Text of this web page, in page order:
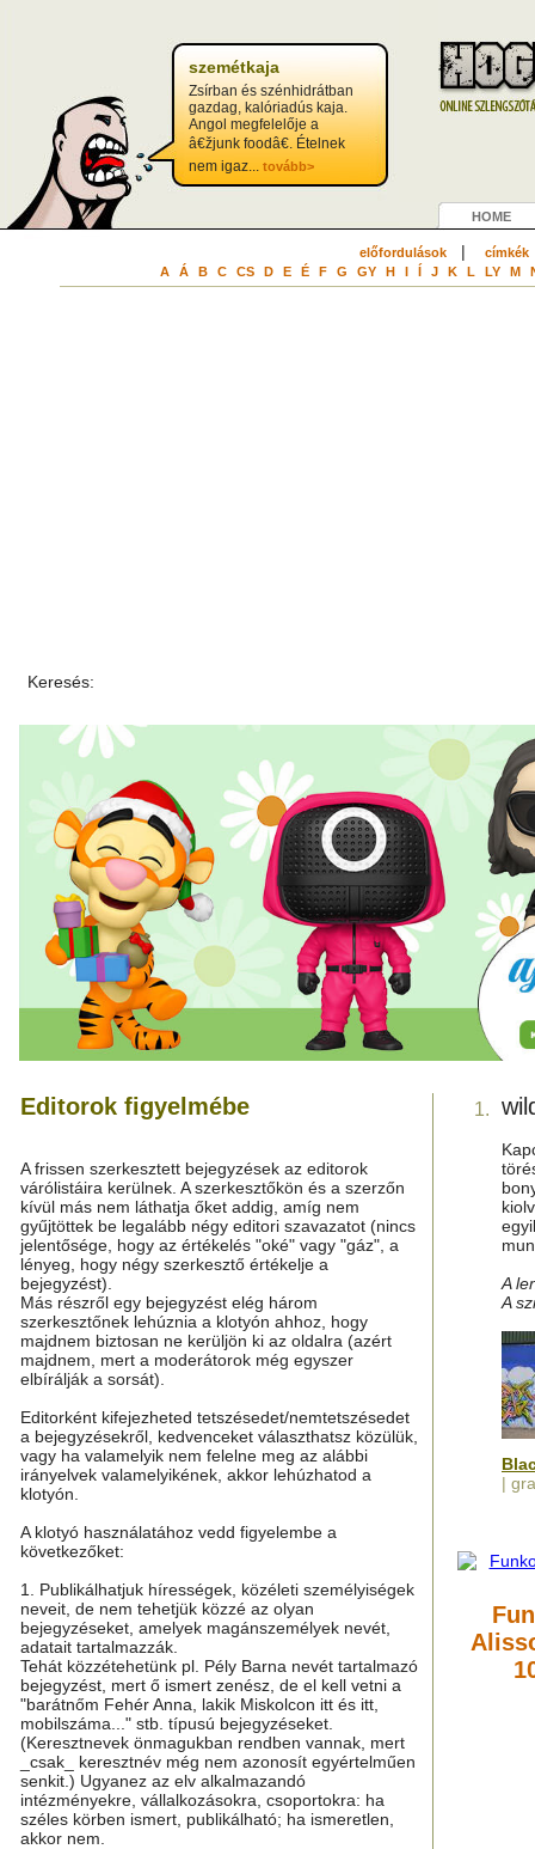
szemétkaja
Zsírban és szénhidrátban
gazdag, kalóriadús kaja.
Angol megfelelője a
â€žjunk foodâ€. Ételnek
nem igaz... tovább>
HOME
előfordulások| címkék
A Á B C CS D E É F G GY H I Í J K L LY M
Keresés:
Editorok figyelmébe
A frissen szerkesztett bejegyzések az editorok
várólistáira kerülnek. A szerkesztőkön és a szerzőn
kívül más nem láthatja őket addig, amíg nem
gyűjtöttek be legalább négy editori szavazatot (nincs
jelentősége, hogy az értékelés "oké" vagy "gáz", a
lényeg, hogy négy szerkesztő értékelje a
bejegyzést).
Más részről egy bejegyzést elég három
szerkesztőnek lehúznia a klotyón ahhoz, hogy
majdnem biztosan ne kerüljön ki az oldalra (azért
majdnem, mert a moderátorok még egyszer
elbírálják a sorsát).
Editorként kifejezheted tetszésedet/nemtetszésedet
a bejegyzésekről, kedvenceket választhatsz közülük,
vagy ha valamelyik nem felelne meg az alábbi
irányelvek valamelyikének, akkor lehúzhatod a
klotyón.
A klotyó használatához vedd figyelembe a
következőket:
1. Publikálhatjuk hírességek, közéleti személyiségek
neveit, de nem tehetjük közzé az olyan
bejegyzéseket, amelyek magánszemélyek nevét,
adatait tartalmazzák.
Tehát közzétehetünk pl. Pély Barna nevét tartalmazó
bejegyzést, mert ő ismert zenész, de el kell vetni a
"barátnőm Fehér Anna, lakik Miskolcon itt és itt,
mobilszáma..." stb. típusú bejegyzéseket.
(Keresztnevek önmagukban rendben vannak, mert
_csak_ keresztnév még nem azonosít egyértelműen
senkit.) Ugyanez az elv alkalmazandó
intézményekre, vállalkozásokra, csoportokra: ha
széles körben ismert, publikálható; ha ismeretlen,
akkor nem.
1.
A
A
|